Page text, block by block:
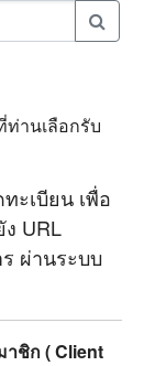
านเลือกรับ
ะเบียน เพื่อ
URL
ผ่านระบบ
าชิก ( Client